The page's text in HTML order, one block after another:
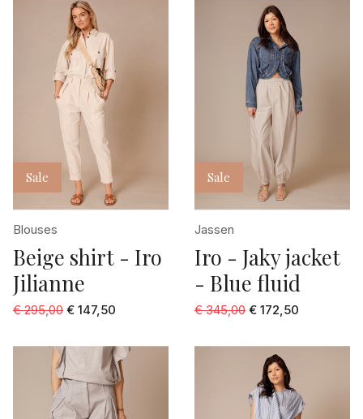
Sale
Blouses
Beige shirt - Iro
Jilianne
€ 295,00 € 147,50
Sale
Jassen
Iro - Jaky jacket
- Blue fluid
€ 345,00 € 172,50